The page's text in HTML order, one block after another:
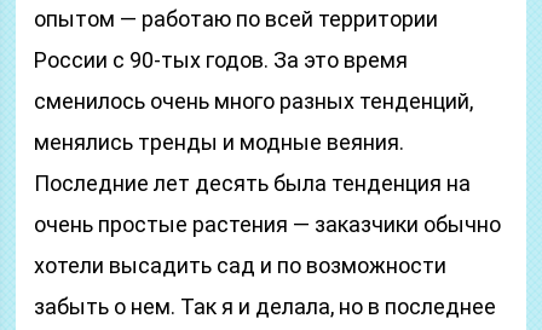
опытом — работаю по всей территории
России с 90-тых годов. За это время
сменилось очень много разных тенденций,
менялись тренды и модные веяния.
Последние лет десять была тенденция на
очень простые растения — заказчики обычно
хотели высадить сад и по возможности
забыть о нем. Так я и делала, но в последнее